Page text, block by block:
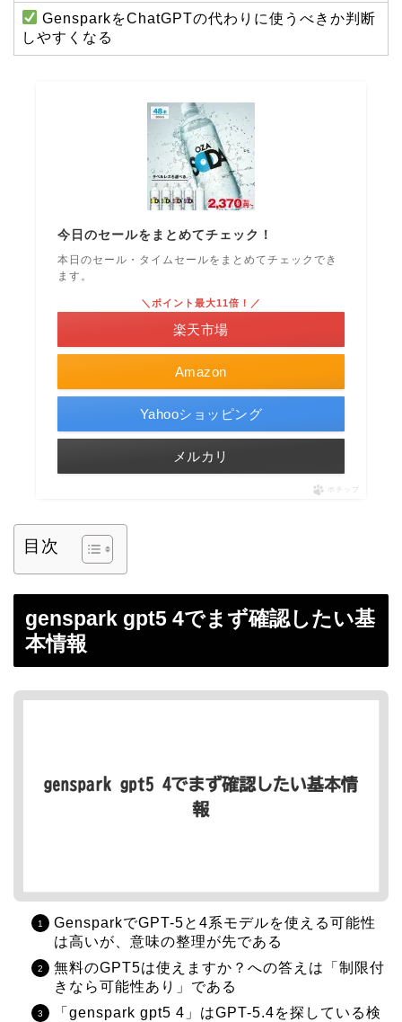
GensparkをChatGPTの代わりに使うべきか判断
しやすくなる
今日のセールをまとめてチェック！
本日のセール・タイムセールをまとめてチェックでき
ます。
Amazon
＼ポイント最大11倍！／
楽天市場
Yahooショッピング
メルカリ
ポチップ
目次
genspark gpt5 4でまず確認したい基
本情報
GensparkでGPT-5と4系モデルを使える可能性
は高いが、意味の整理が先である
無料のGPT5は使えますか？への答えは「制限付
きなら可能性あり」である
「genspark gpt5 4」はGPT-5.4を探している検